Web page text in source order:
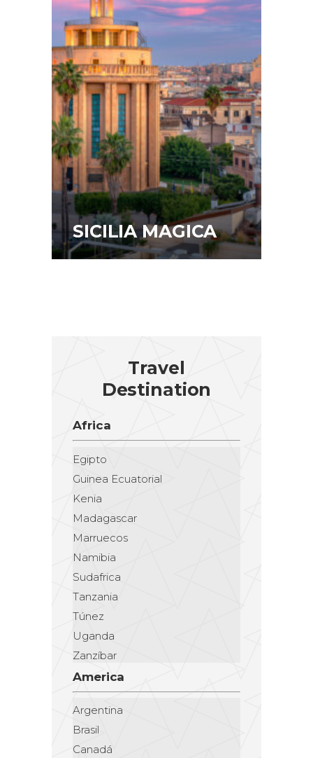
SICILIA MAGICA
Travel
Destination
Africa
Egipto
Guinea Ecuatorial
Kenia
Madagascar
Marruecos
Namibia
Sudafrica
Tanzania
Túnez
Uganda
Zanzíbar
America
Argentina
Brasil
Canadá